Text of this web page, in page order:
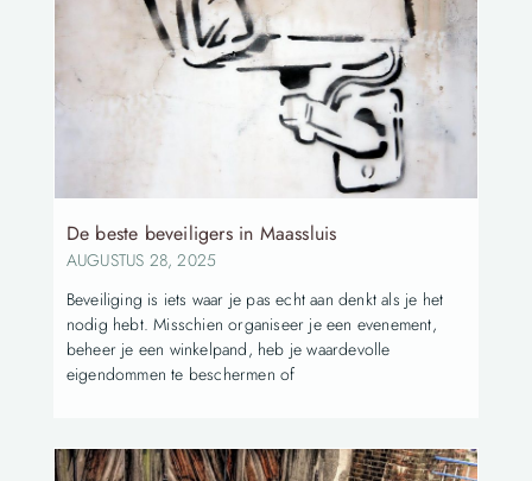
De beste beveiligers in Maassluis
AUGUSTUS 28, 2025
Beveiliging is iets waar je pas echt aan denkt als je het
nodig hebt. Misschien organiseer je een evenement,
beheer je een winkelpand, heb je waardevolle
eigendommen te beschermen of